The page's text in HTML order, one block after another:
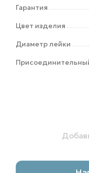
Гарантия
Цвет изделия
Диаметр лейки